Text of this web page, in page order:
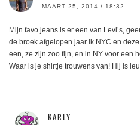
MAART 25, 2014 / 18:32
Mijn favo jeans is er een van Levi’s,
de broek afgelopen jaar ik NYC en
een, ze zijn zoo fijn, en in NY voor een
Waar is je shirtje trouwens van! Hij is
KARLY